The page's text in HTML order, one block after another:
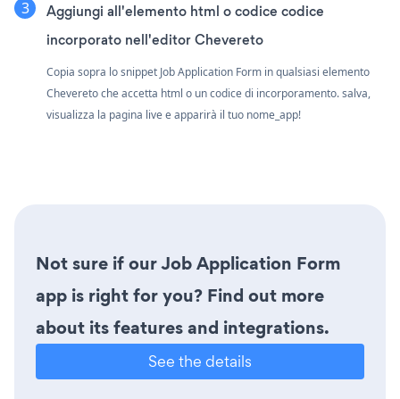
Aggiungi all'elemento html o codice codice
incorporato nell'editor Chevereto
Copia sopra lo snippet Job Application Form in qualsiasi elemento
Chevereto che accetta html o un codice di incorporamento. salva,
visualizza la pagina live e apparirà il tuo nome_app!
Not sure if our Job Application Form
app is right for you? Find out more
about its features and integrations.
See the details